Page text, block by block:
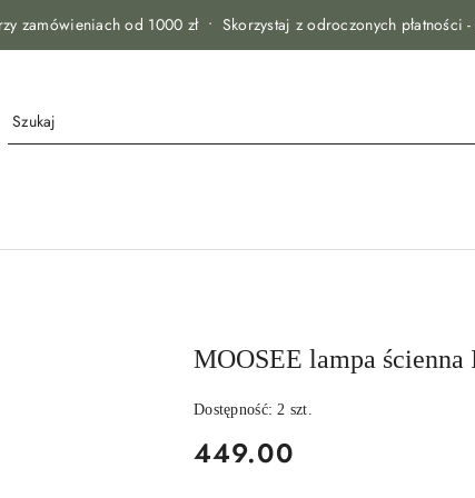
zamówieniach od 1000 zł • Skorzystaj z odroczonych płatności
MOOSEE lampa ścienna
Dostępność:2 szt.
cena:
449.00